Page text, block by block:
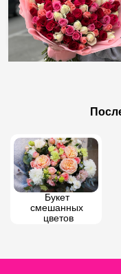
Букет
смешанных
цветов